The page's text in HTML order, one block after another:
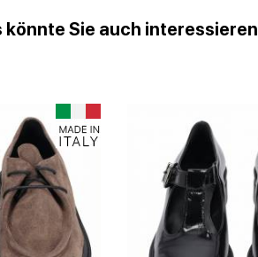
könnte Sie auch interessieren